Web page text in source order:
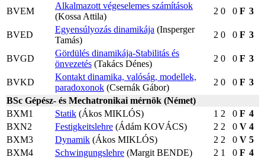
BVEM
Alkalmazott végeselemes számítások
(Kossa Attila)
2 0 0 F 3
BVED
Egyensúlyozás dinamikája (Insperger
Tamás)
2 0 0 F 3
BVGD
Gördülés dinamikája-Stabilitás és
önvezetés (Takács Dénes)
2 0 0 F 3
BVKD
Kontakt dinamika, valóság, modellek,
paradoxonok (Csernák Gábor)
2 0 0 F 3
BSc Gépész- és Mechatronikai mérnök (Német)
BXM1
Statik (Ákos MIKLÓS) 1 2 0 F 4
BXN2
Festigkeitslehre (Ádám KOVÁCS) 2 2 0 V 4
BXM3
Dynamik (Ákos MIKLÓS) 2 2 0 V 5
BXM4
Schwingungslehre (Margit BENDE) 2 1 0 F 4